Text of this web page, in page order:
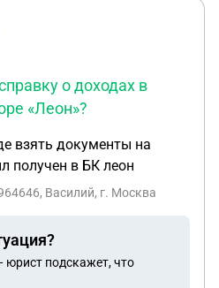
или подачи в суд
как кто-то что-то
о доходах в
«Леон»?
взять документы на
получен в БК леон
Василий, г. Москва
юрист подскажет, что